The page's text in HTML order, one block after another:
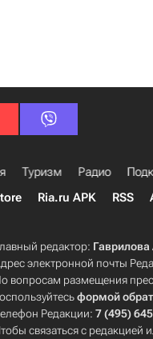
Туризм Радио
Ria.ru APK RSS
редактор: Гаврилова
электронной почты
вопросам размещения
формой
Редакции:7 (495)
связаться с редакцией